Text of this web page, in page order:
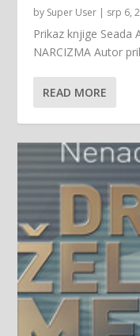
by Super User srp 6,
Prikaz knjige Seada
NARCIZMA Autor
READ MORE